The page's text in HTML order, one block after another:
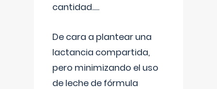
cantidad.....
De cara a plantear una
lactancia compartida,
pero minimizando el uso
de leche de fórmula